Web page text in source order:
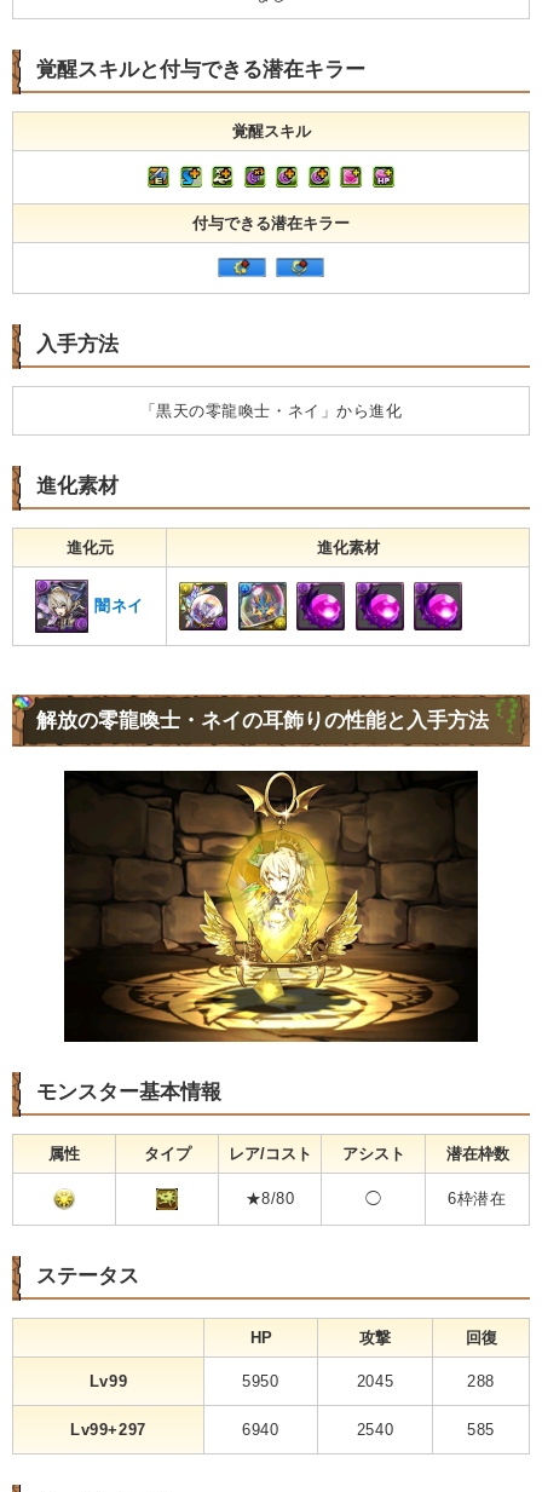
覚醒スキルと付与できる潜在キラー
覚醒スキル
付与できる潜在キラー
入手方法
「黒天の零龍喚士・ネイ」から進化
進化素材
進化元 進化素材
闇ネイ
解放の零龍喚士・ネイの耳飾りの性能と入手方法
モンスター基本情報
属性 タイプ レア/コスト アシスト 潜在枠数
★8/80 ◯ 6枠潜在
ステータス
HP 攻撃 回復
Lv99 5950 2045 288
Lv99+297 6940 2540 585